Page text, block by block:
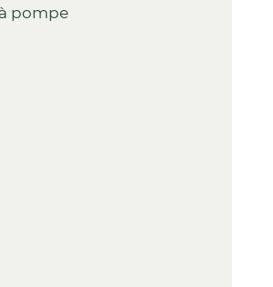
pompe